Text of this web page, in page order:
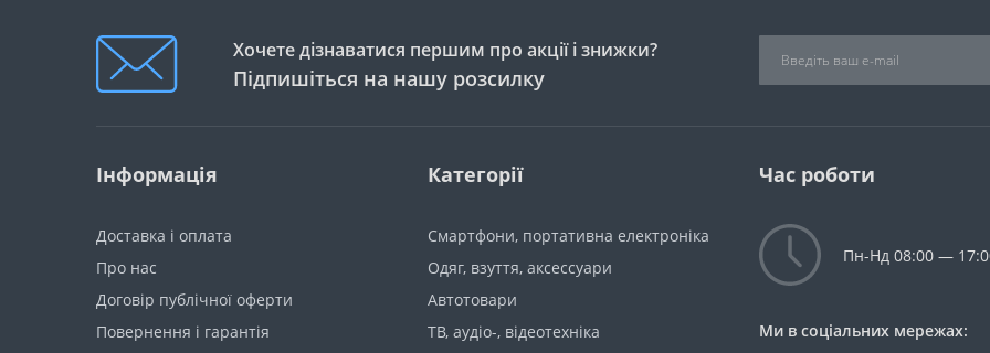
Хочете дізнаватися першим про акції і знижки?
Підпишіться на нашу розсилку
Інформація
Доставка і оплата
Про нас
Договір публічної оферти
Повернення і гарантія
Категорії
Смартфони, портативна електроніка
Одяг, взуття, аксессуари
Автотовари
ТВ, аудіо-, відеотехніка
Час роботи
Пн-Нд 08:00 —
Ми в соціальних мережах: